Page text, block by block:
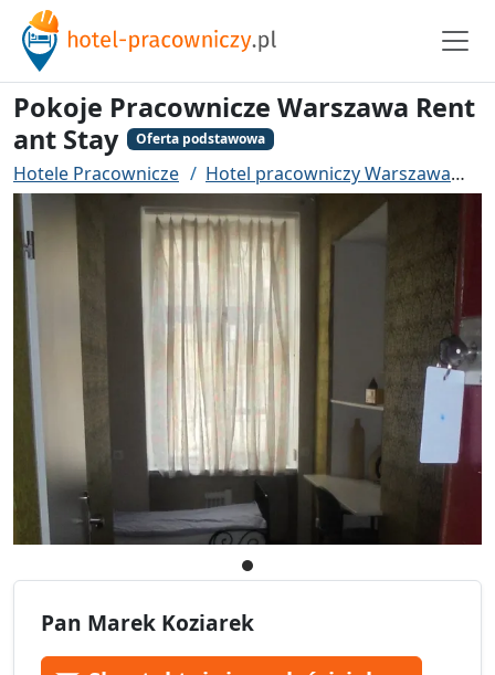
Pokoje Pracownicze Warszawa Rent
ant Stay
Oferta podstawowa
Hotele Pracownicze Hotel pracowniczy Warszawa
Pan Marek Koziarek